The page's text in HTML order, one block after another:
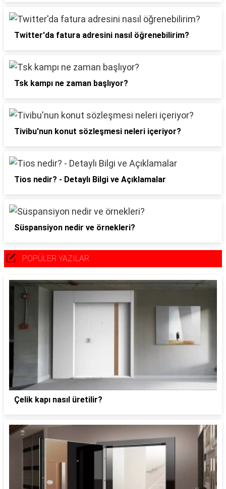
Twitter'da fatura adresini nasıl öğrenebilirim?
Tsk kampı ne zaman başlıyor?
Tivibu'nun konut sözleşmesi neleri içeriyor?
Tios nedir? - Detaylı Bilgi ve Açıklamalar
Süspansiyon nedir ve örnekleri?
POPÜLER YAZILAR
Çelik kapı nasıl üretilir?